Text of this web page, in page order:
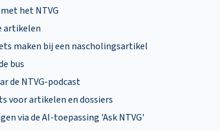
het NTVG
artikelen
maken bij een nascholingsartikel
bus
de NTVG-podcast
voor artikelen en dossiers
via de AI-toepassing 'Ask NTVG'